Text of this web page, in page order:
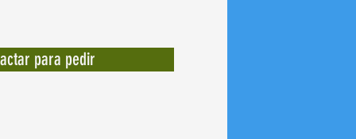
para pedir